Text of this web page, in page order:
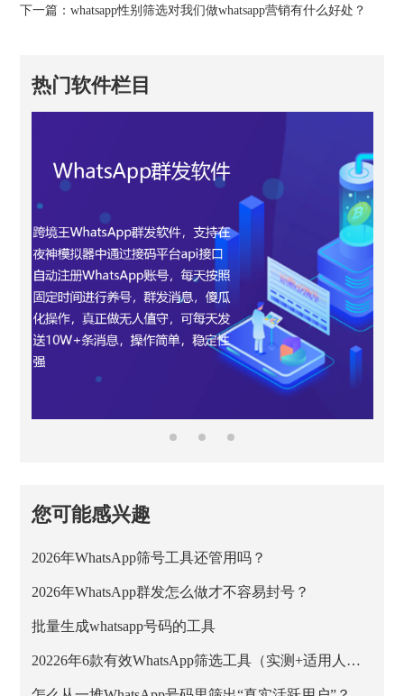
下一篇：whatsapp性别筛选对我们做whatsapp营销有什么好处？
热门软件栏目
您可能感兴趣
2026年WhatsApp筛号工具还管用吗？
2026年WhatsApp群发怎么做才不容易封号？
批量生成whatsapp号码的工具
20226年6款有效WhatsApp筛选工具（实测+适用人群）